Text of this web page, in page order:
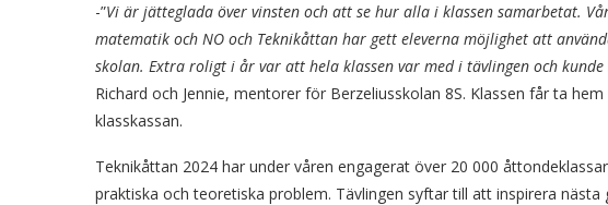
-”Vi är jätteglada över vinsten och att se hur alla i klassen samarbetat.
matematik och NO och Teknikåttan har gett eleverna möjlighet att
skolan. Extra roligt i år var att hela klassen var med i tävlingen och
Richard och Jennie, mentorer för Berzeliusskolan 8S. Klassen får ta
klasskassan.
Teknikåttan 2024 har under våren engagerat över 20 000
praktiska och teoretiska problem. Tävlingen syftar till att inspirera